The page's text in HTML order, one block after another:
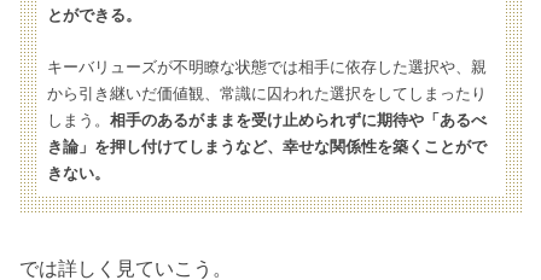
とができる。
キーバリューズが不明瞭な状態では相手に依存した選択や、親
から引き継いだ価値観、常識に囚われた選択をしてしまったり
しまう。相手のあるがままを受け止められずに期待や「あるべ
き論」を押し付けてしまうなど、幸せな関係性を築くことがで
きない。
では詳しく見ていこう。